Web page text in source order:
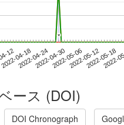
12
2022-04-182022-04-242022-04-302022-05-062022-05-122022-05-18
2022-
*
*
ース (DOI)
DOI Chronograph